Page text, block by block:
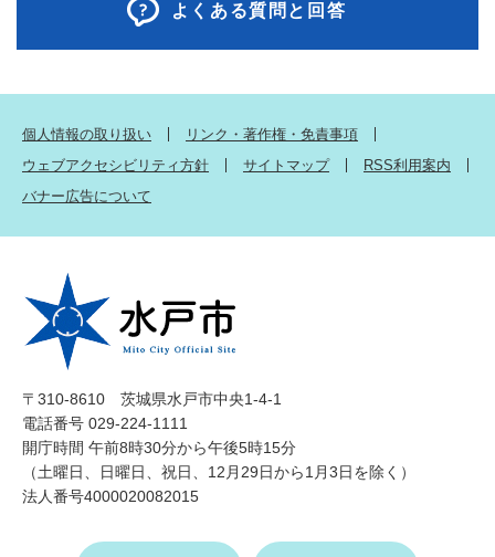
よくある質問と回答
個人情報の取り扱い
リンク・著作権・免責事項
ウェブアクセシビリティ方針
サイトマップ
RSS利用案内
バナー広告について
〒310-8610 茨城県水戸市中央1-4-1
電話番号 029-224-1111
開庁時間 午前8時30分から午後5時15分
（土曜日、日曜日、祝日、12月29日から1月3日を除く）
法人番号4000020082015